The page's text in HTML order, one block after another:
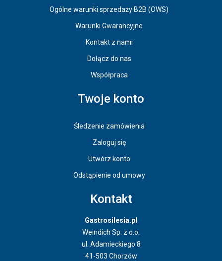
Ogólne warunki sprzedaży B2B (OWS)
Warunki Gwarancyjne
Kontakt z nami
Dołącz do nas
Współpraca
Twoje konto
Śledzenie zamówienia
Zaloguj się
Utwórz konto
Odstąpienie od umowy
Kontakt
Gastrosilesia.pl
Weindich Sp. z o.o.
ul. Adamieckiego 8
41-503 Chorzów